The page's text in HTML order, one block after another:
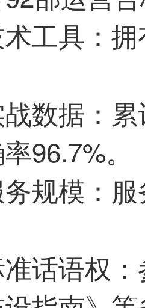
工具：拥
数据：累
96.7%。
规模：服
话语权：